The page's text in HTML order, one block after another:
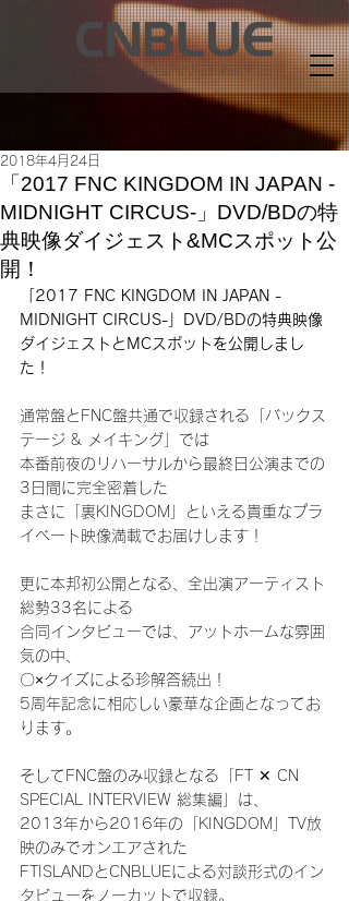
「2017 FNC KINGDOM IN JAPAN -
MIDNIGHT CIRCUS-」DVD/BDの特
典映像ダイジェスト&MCスポット公
開！
2018年4月24日
「2017 FNC KINGDOM IN JAPAN -
MIDNIGHT CIRCUS-」DVD/BDの特典映像
ダイジェストとMCスポットを公開しまし
た！
通常盤とFNC盤共通で収録される「バックス
テージ & メイキング」では
本番前夜のリハーサルから最終日公演までの
3日間に完全密着した
まさに「裏KINGDOM」といえる貴重なプラ
イベート映像満載でお届けします！
更に本邦初公開となる、全出演アーティスト
総勢33名による
合同インタビューでは、アットホームな雰囲
気の中、
〇×クイズによる珍解答続出！
5周年記念に相応しい豪華な企画となってお
ります。
そしてFNC盤のみ収録となる「FT ✕ CN
SPECIAL INTERVIEW 総集編」は、
2013年から2016年の「KINGDOM」TV放
映のみでオンエアされた
FTISLANDとCNBLUEによる対談形式のイン
タビューをノーカットで収録。